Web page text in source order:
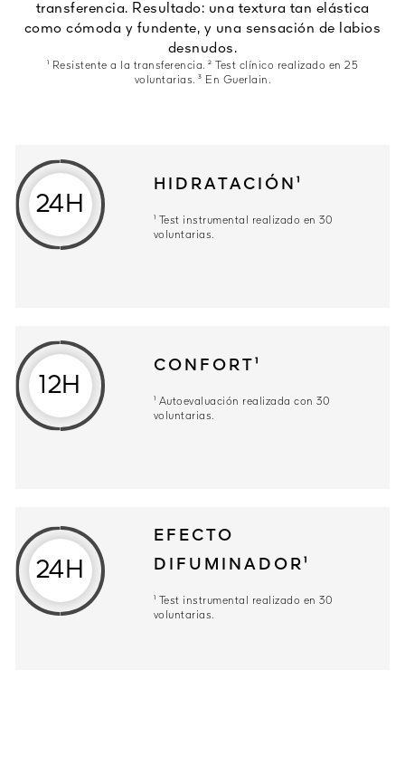
transferencia. Resultado: una textura tan elástica
como cómoda y fundente, y una sensación de labios
desnudos.
¹ Resistente a la transferencia. ² Test clínico realizado en 25
voluntarias. ³ En Guerlain.
24H
HIDRATACIÓN¹
¹ Test instrumental realizado en 30
voluntarias.
12H
CONFORT¹
¹ Autoevaluación realizada con 30
voluntarias.
24H
EFECTO
DIFUMINADOR¹
¹ Test instrumental realizado en 30
voluntarias.